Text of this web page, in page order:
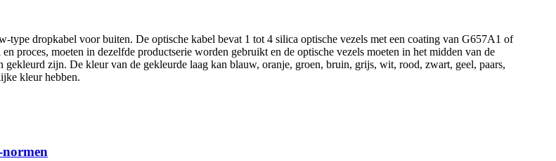
dropkabel voor buiten. De optische kabel bevat 1 tot 4 silica optische vezels met een coating van G657A1 of
proces, moeten in dezelfde productserie worden gebruikt en de optische vezels moeten in het midden van de
zijn. De kleur van de gekleurde laag kan blauw, oranje, groen, bruin, grijs, wit, rood, zwart, geel, paars,
kleur hebben.
normen